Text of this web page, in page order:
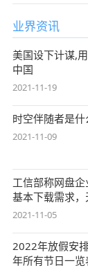
业界资讯
美国设下计谋,
中国
2021-11-19
时空伴随者是
2021-11-09
工信部称网盘
基本下载需求
始终
2021-11-05
2022年放假安
年所有节日一览